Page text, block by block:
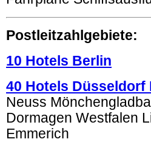
Postleitzahlgebiete:
10 Hotels Berlin
40 Hotels Düsseldorf
Neuss
Dormagen Westfalen
Emmerich